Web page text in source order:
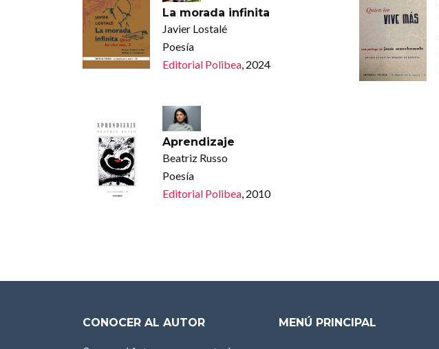
La morada infinita
Javier Lostalé
Poesía
Editorial Polibea, 2024
Aprendizaje
Beatriz Russo
Poesía
Editorial Polibea, 2010
CONOCER AL AUTOR MENÚ PRINCIPAL